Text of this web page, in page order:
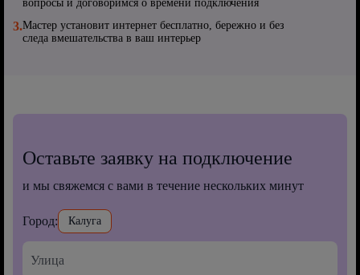
вопросы и договоримся о времени подключения
3.Мастер установит интернет бесплатно, бережно и без
следа вмешательства в ваш интерьер
Оставьте заявку на подключение
и мы свяжемся с вами в течение нескольких минут
Город: Калуга